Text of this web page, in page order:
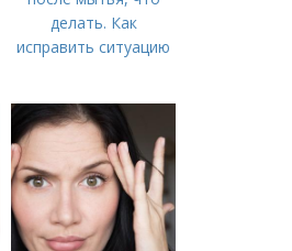
делать. Как
исправить ситуацию